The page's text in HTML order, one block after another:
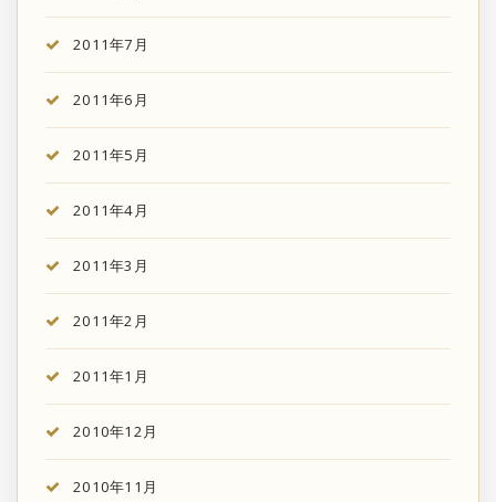
2011年7月
2011年6月
2011年5月
2011年4月
2011年3月
2011年2月
2011年1月
2010年12月
2010年11月